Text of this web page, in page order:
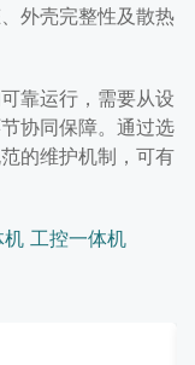
外壳完整性及散热
靠运行，需要从设
协同保障。通过选
的维护机制，可有
机 工控一体机